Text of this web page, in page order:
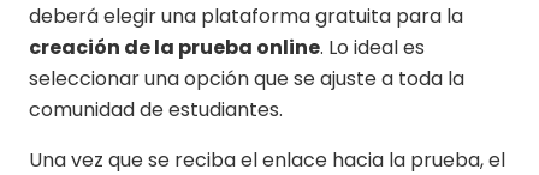
deberá elegir una plataforma gratuita para la
creación de la prueba online. Lo ideal es
seleccionar una opción que se ajuste a toda la
comunidad de estudiantes.
Una vez que se reciba el enlace hacia la prueba, el